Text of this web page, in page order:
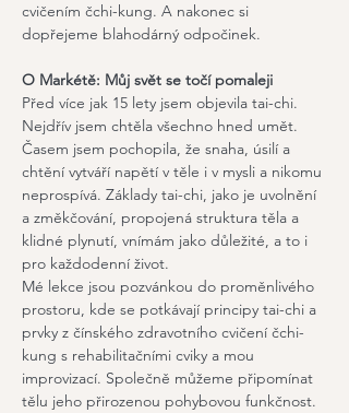
cvičením čchi-kung. A nakonec si
dopřejeme blahodárný odpočinek.
O Markétě: Můj svět se točí pomaleji
Před více jak 15 lety jsem objevila tai-chi.
Nejdřív jsem chtěla všechno hned umět.
Časem jsem pochopila, že snaha, úsilí a
chtění vytváří napětí v těle i v mysli a nikomu
neprospívá. Základy tai-chi, jako je uvolnění
a změkčování, propojená struktura těla a
klidné plynutí, vnímám jako důležité, a to i
pro každodenní život.
Mé lekce jsou pozvánkou do proměnlivého
prostoru, kde se potkávají principy tai-chi a
prvky z čínského zdravotního cvičení čchi-
kung s rehabilitačními cviky a mou
improvizací. Společně můžeme připomínat
tělu jeho přirozenou pohybovou funkčnost.